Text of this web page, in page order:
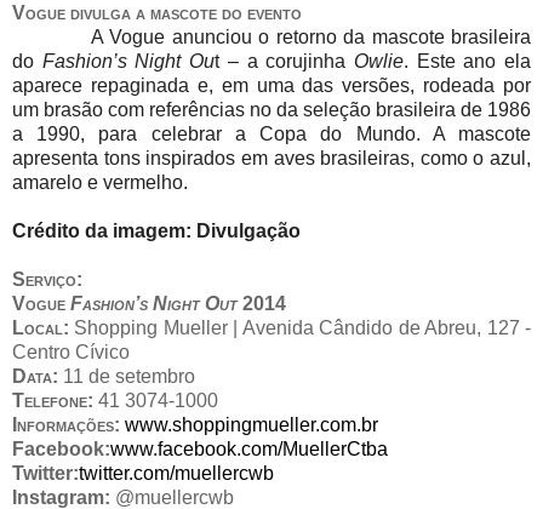
Vogue divulga a mascote do evento
A Vogue anunciou o retorno da mascote brasileira
do Fashion’s Night Out – a corujinha Owlie. Este ano ela
aparece repaginada e, em uma das versões, rodeada por
um brasão com referências no da seleção brasileira de 1986
a 1990, para celebrar a Copa do Mundo. A mascote
apresenta tons inspirados em aves brasileiras, como o azul,
amarelo e vermelho.
Crédito da imagem: Divulgação
Serviço:
Vogue Fashion’s Night Out2014
Local: Shopping Mueller | Avenida Cândido de Abreu, 127 -
Centro Cívico
Data: 11 de setembro
Telefone: 41 3074-1000
Informações: www.shoppingmueller.com.br
Facebook:www.facebook.com/MuellerCtba
Twitter:twitter.com/muellercwb
Instagram: @muellercwb